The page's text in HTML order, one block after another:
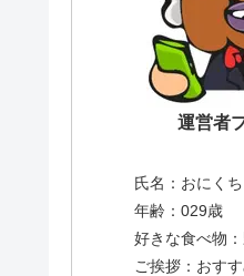
運営者
氏名：おにく
年齢：029歳
好きな食べ物
ご挨拶：おす